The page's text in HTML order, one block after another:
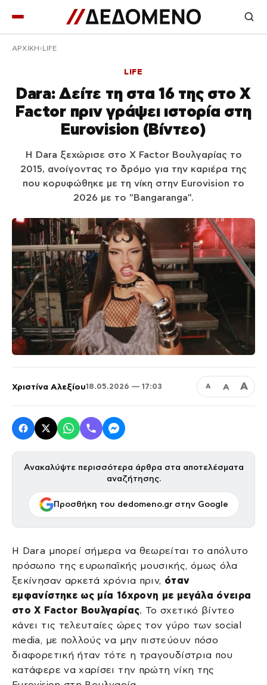
ΑΡΧΙΚΉ LIFE
LIFE
Dara: Δείτε τη στα 16 της στο X
Factor πριν γράψει ιστορία στη
Eurovision (Βίντεο)
Η Dara ξεχώρισε στο X Factor Βουλγαρίας το
2015, ανοίγοντας το δρόμο για την καριέρα της
που κορυφώθηκε με τη νίκη στην Eurovision το
2026 με το "Bangaranga".
Χριστίνα Αλεξίου18.05.2026 — 17:03 Α Α Α
Ανακαλύψτε περισσότερα άρθρα στα αποτελέσματα
αναζήτησης.
Προσθήκη του dedomeno.gr στην Google
Η Dara μπορεί σήμερα να θεωρείται το απόλυτο
πρόσωπο της ευρωπαϊκής μουσικής, όμως όλα
ξεκίνησαν αρκετά χρόνια πριν, όταν
εμφανίστηκε ως μία 16χρονη με μεγάλα όνειρα
στο X Factor Βουλγαρίας. Το σχετικό βίντεο
κάνει τις τελευταίες ώρες τον γύρο των social
media, με πολλούς να μην πιστεύουν πόσο
διαφορετική ήταν τότε η τραγουδίστρια που
κατάφερε να χαρίσει την πρώτη νίκη της